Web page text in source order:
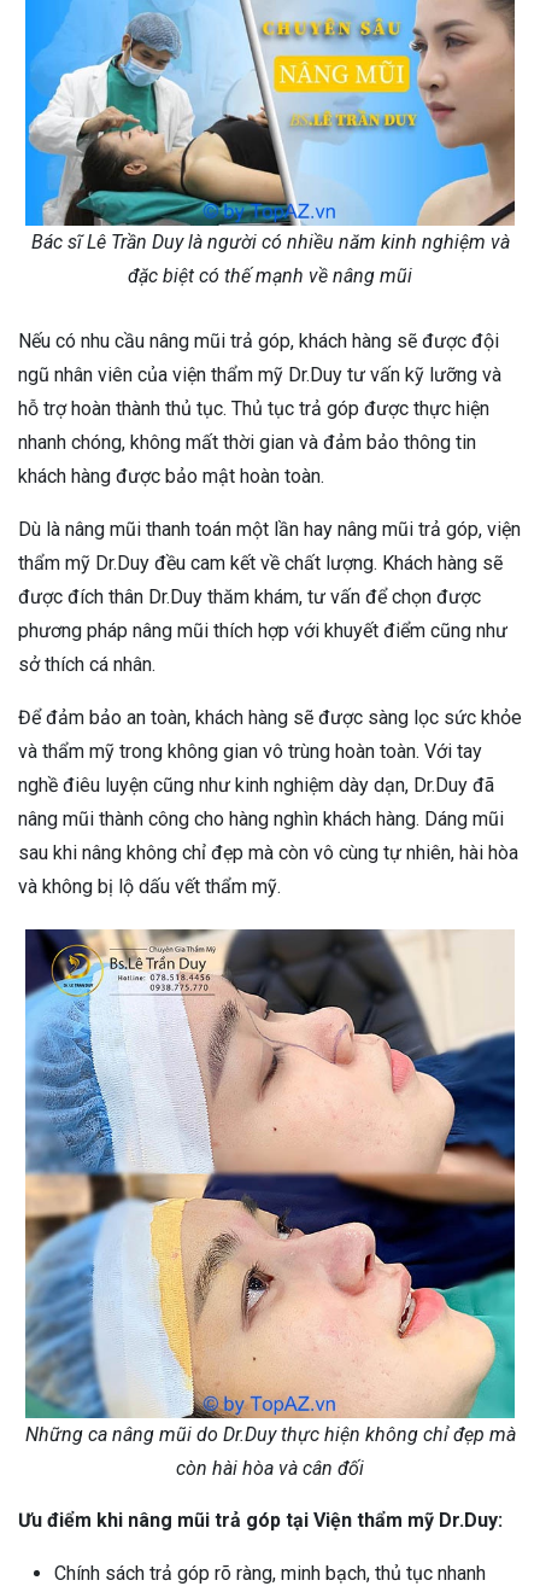
Bác sĩ Lê Trần Duy là người có nhiều năm kinh nghiệm và
đặc biệt có thế mạnh về nâng mũi
Nếu có nhu cầu nâng mũi trả góp, khách hàng sẽ được đội
ngũ nhân viên của viện thẩm mỹ Dr.Duy tư vấn kỹ lưỡng và
hỗ trợ hoàn thành thủ tục. Thủ tục trả góp được thực hiện
nhanh chóng, không mất thời gian và đảm bảo thông tin
khách hàng được bảo mật hoàn toàn.
Dù là nâng mũi thanh toán một lần hay nâng mũi trả góp, viện
thẩm mỹ Dr.Duy đều cam kết về chất lượng. Khách hàng sẽ
được đích thân Dr.Duy thăm khám, tư vấn để chọn được
phương pháp nâng mũi thích hợp với khuyết điểm cũng như
sở thích cá nhân.
Để đảm bảo an toàn, khách hàng sẽ được sàng lọc sức khỏe
và thẩm mỹ trong không gian vô trùng hoàn toàn. Với tay
nghề điêu luyện cũng như kinh nghiệm dày dạn, Dr.Duy đã
nâng mũi thành công cho hàng nghìn khách hàng. Dáng mũi
sau khi nâng không chỉ đẹp mà còn vô cùng tự nhiên, hài hòa
và không bị lộ dấu vết thẩm mỹ.
Những ca nâng mũi do Dr.Duy thực hiện không chỉ đẹp mà
còn hài hòa và cân đối
Ưu điểm khi nâng mũi trả góp tại Viện thẩm mỹ Dr.Duy:
Chính sách trả góp rõ ràng, minh bạch, thủ tục nhanh